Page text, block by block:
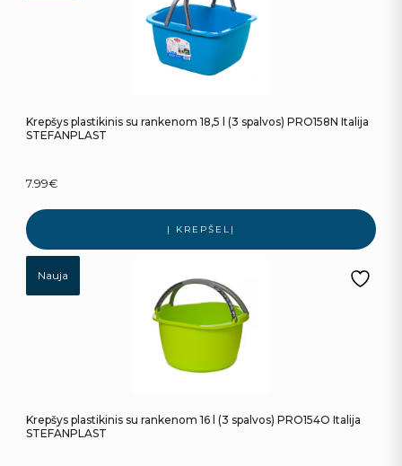
Krepšys plastikinis su rankenom 18,5 l (3 spalvos) PRO158N Italija
STEFANPLAST
7.99€
Į KREPŠELĮ
Nauja
Krepšys plastikinis su rankenom 16 l (3 spalvos) PRO154O Italija
STEFANPLAST